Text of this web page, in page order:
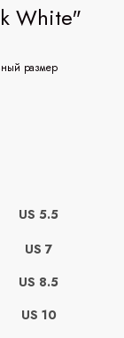
White"
размер
US 5.5
US 7
US 8.5
US 10